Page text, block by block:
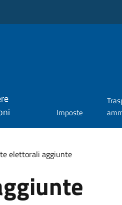
Imposte
elettorali aggiunte